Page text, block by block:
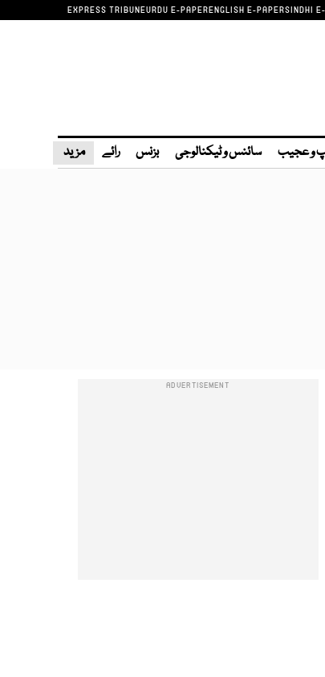
EXPRESS TRIBUNEURDU E-PAPERENGLISH E-PAPERSINDHI
و عجیب سائنس و ٹیکنالوجی بزنس رائے مزید